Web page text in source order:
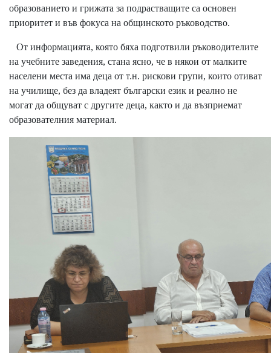
образованието и грижата за подрастващите са основен
приоритет и във фокуса на общинското ръководство.
От информацията, която бяха подготвили ръководителите
на учебните заведения, стана ясно, че в някои от малките
населени места има деца от т.н. рискови групи, които отиват
на училище, без да владеят български език и реално не
могат да общуват с другите деца, както и да възприемат
образователния материал.